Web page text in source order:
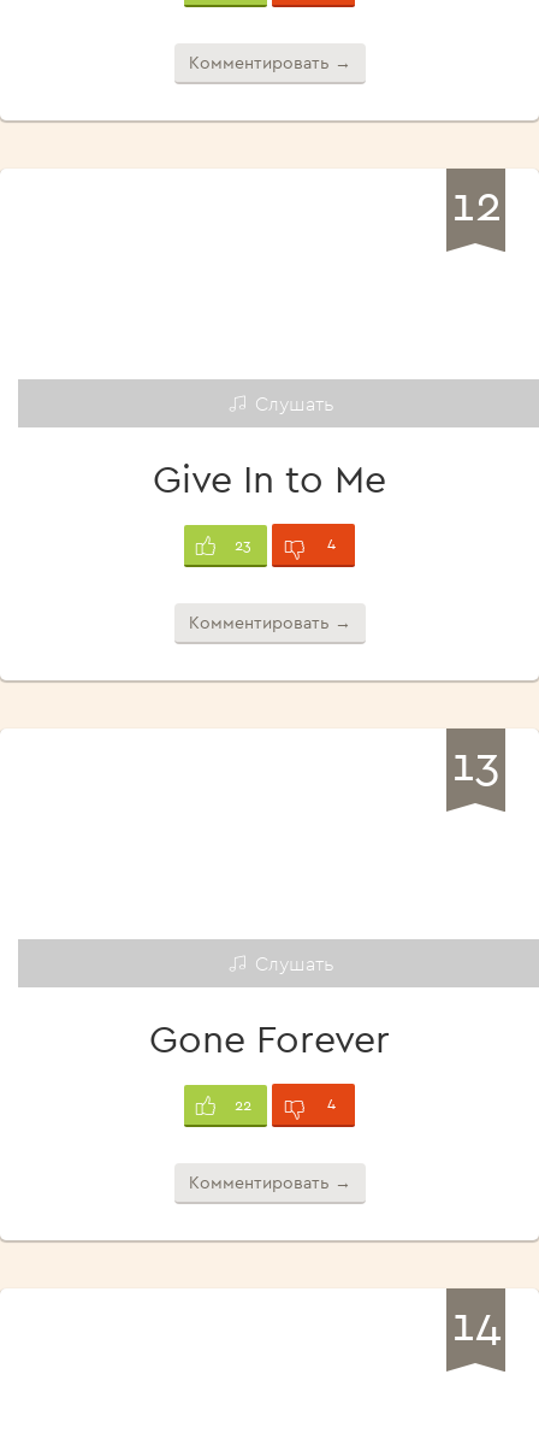
Комментировать →
12
Слушать
Give In to Me
23 4
Комментировать →
13
Слушать
Gone Forever
22 4
Комментировать →
14